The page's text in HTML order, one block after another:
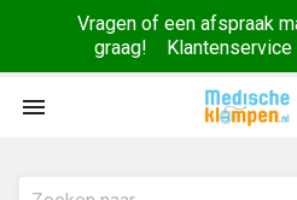
Vragen of een afspraak
graag! Klantenservice
